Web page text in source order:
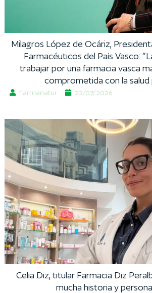
Milagros López de Ocáriz,
Farmacéuticos del País Vasco:
trabajar por una farmacia vasca
comprometida con la salud
Farmanatur 22/07/2026
Celia Diz, titular Farmacia Diz
mucha historia y